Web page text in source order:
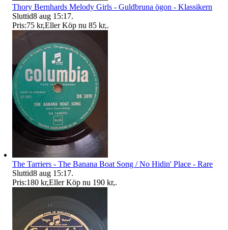
Thory Bernhards Melody Girls - Guldbruna ögon - Klassikern
Sluttid8 aug 15:17.
Pris:75 kr,Eller Köp nu 85 kr,.
The Tarriers - The Banana Boat Song / No Hidin' Place - Rare
Sluttid8 aug 15:17.
Pris:180 kr,Eller Köp nu 190 kr,.